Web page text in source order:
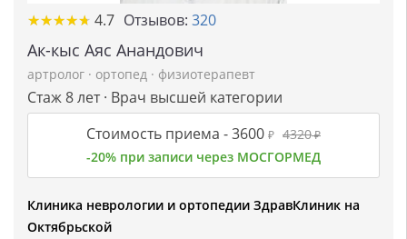
★★★★★
★★★★★ 4.7 Отзывов: 320
Ак-кыс Аяс Анандович
артролог · ортопед · физиотерапевт
Стаж 8 лет · Врач высшей категории
Стоимость приема -3600 ₽ 4320₽
-20% при записи через МОСГОРМЕД
Клиника неврологии и ортопедии ЗдравКлиник на
Октябрьской